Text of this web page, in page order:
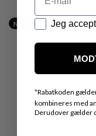
Nyhed Datapolitik
Jeg
*Rabatkoden
kombineres med
Derudover gælder